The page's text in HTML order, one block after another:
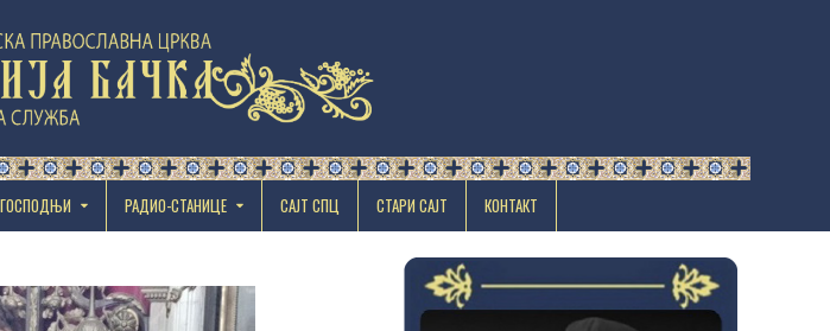
РАДИО-СТАНИЦЕ САЈТ СПЦ СТАРИ САЈТ КОНТАКТ